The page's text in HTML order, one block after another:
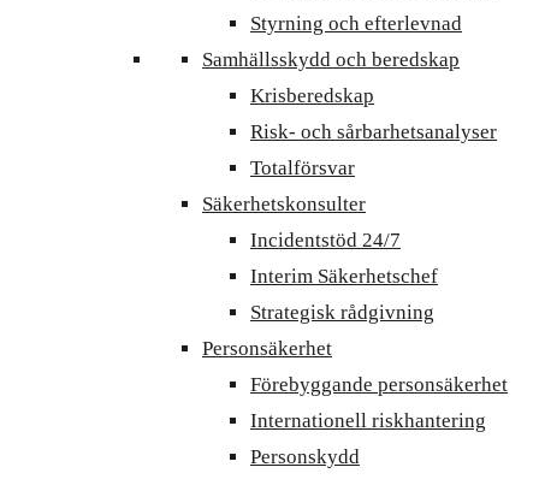
Styrning och efterlevnad
Samhällsskydd och beredskap
Krisberedskap
Risk- och sårbarhetsanalyser
Totalförsvar
Säkerhetskonsulter
Incidentstöd 24/7
Interim Säkerhetschef
Strategisk rådgivning
Personsäkerhet
Förebyggande personsäkerhet
Internationell riskhantering
Personskydd